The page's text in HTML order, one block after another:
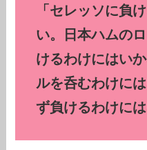
「セレッソに負
い。日本ハムの
けるわけにはい
ルを呑むわけに
ず負けるわけに